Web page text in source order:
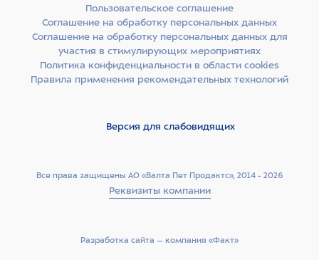
Все права защищены АО «Валта Пет Продактс», 2014 - 2026
Реквизиты компании
Пользовательское соглашение
Соглашение на обработку персональных данных
Соглашение на обработку персональных данных для
участия в стимулирующих мероприятиях
Политика конфиденциальности в области cookies
Правила применения рекомендательных технологий
Версия для слабовидящих
Разработка сайта –­ компания «Факт»